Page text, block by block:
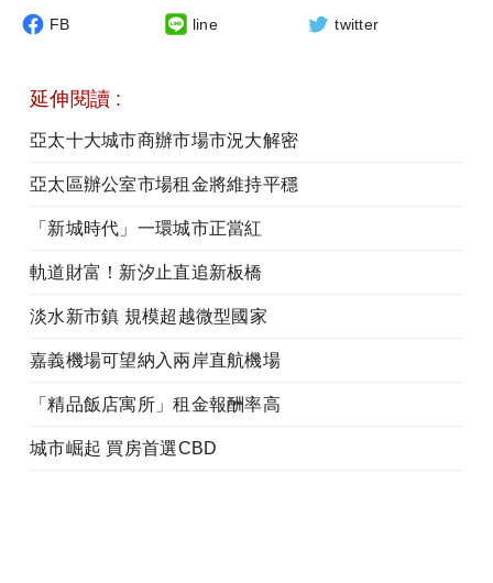
FB line twitter
延伸閱讀 :
亞太十大城市商辦市場市況大解密
亞太區辦公室市場租金將維持平穩
「新城時代」一環城市正當紅
軌道財富！新汐止直追新板橋
淡水新市鎮 規模超越微型國家
嘉義機場可望納入兩岸直航機場
「精品飯店寓所」租金報酬率高
城市崛起 買房首選CBD